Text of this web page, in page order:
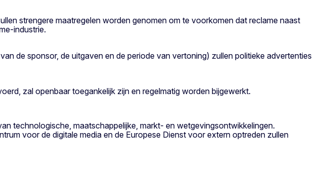
strengere maatregelen worden genomen om te voorkomen dat reclame naast
industrie.
de sponsor, de uitgaven en de periode van vertoning) zullen politieke advertenties
zal openbaar toegankelijk zijn en regelmatig worden bijgewerkt.
technologische, maatschappelijke, markt- en wetgevingsontwikkelingen.
voor de digitale media en de Europese Dienst voor extern optreden zullen